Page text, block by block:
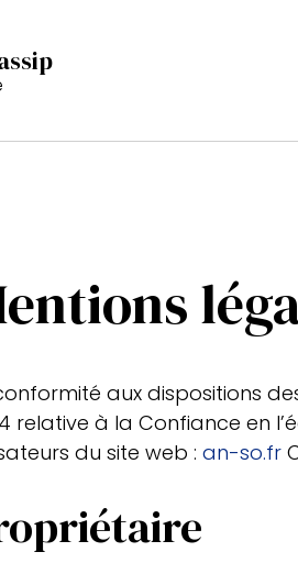
aux dispositions
relative à la Confiance en
du site web : an-so.fr